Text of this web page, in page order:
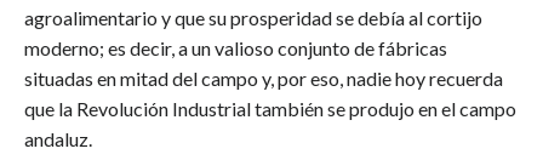
agroalimentario y que su prosperidad se debía al cortijo
moderno; es decir, a un valioso conjunto de fábricas
situadas en mitad del campo y, por eso, nadie hoy recuerda
que la Revolución Industrial también se produjo en el campo
andaluz.